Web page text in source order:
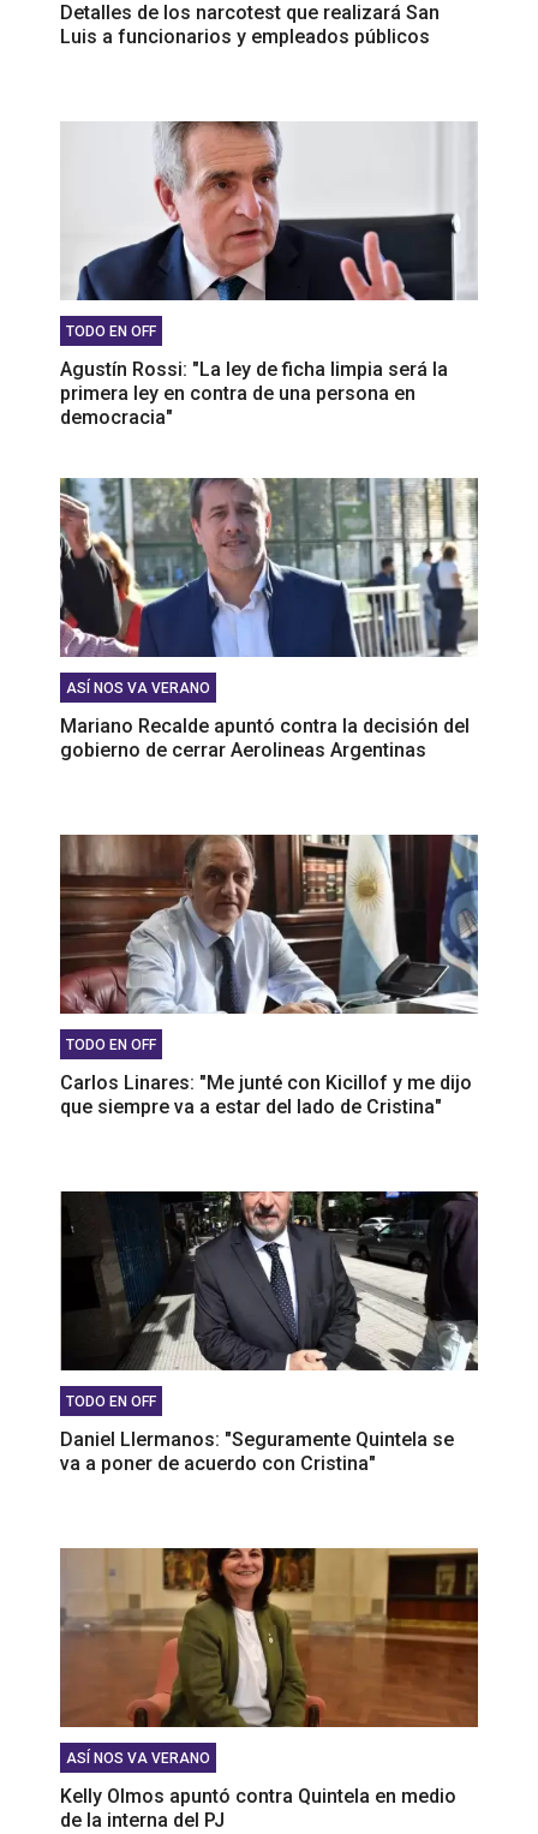
Detalles de los narcotest que realizará San
Luis a funcionarios y empleados públicos
TODO EN OFF
Agustín Rossi: "La ley de ficha limpia será la
primera ley en contra de una persona en
democracia"
ASÍ NOS VA VERANO
Mariano Recalde apuntó contra la decisión del
gobierno de cerrar Aerolineas Argentinas
TODO EN OFF
Carlos Linares: "Me junté con Kicillof y me dijo
que siempre va a estar del lado de Cristina"
TODO EN OFF
Daniel Llermanos: "Seguramente Quintela se
va a poner de acuerdo con Cristina"
ASÍ NOS VA VERANO
Kelly Olmos apuntó contra Quintela en medio
de la interna del PJ